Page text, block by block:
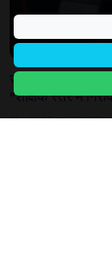
जनरेटिव AI ट्यूटर
"शैक्षिक स्तर में
2025年11月22日